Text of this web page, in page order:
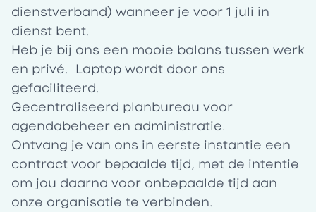
dienstverband) wanneer je voor 1 juli in
dienst bent.
Heb je bij ons een mooie balans tussen werk
en privé. Laptop wordt door ons
gefaciliteerd.
Gecentraliseerd planbureau voor
agendabeheer en administratie.
Ontvang je van ons in eerste instantie een
contract voor bepaalde tijd, met de intentie
om jou daarna voor onbepaalde tijd aan
onze organisatie te verbinden.